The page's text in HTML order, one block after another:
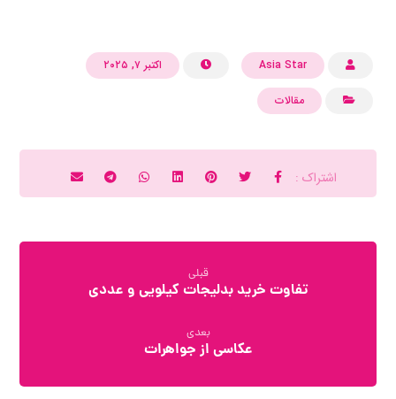
Asia Star اکتبر ۷, ۲۰۲۵
مقالات
قبلی
تفاوت خرید بدلیجات کیلویی و عددی
بعدی
عکاسی از جواهرات